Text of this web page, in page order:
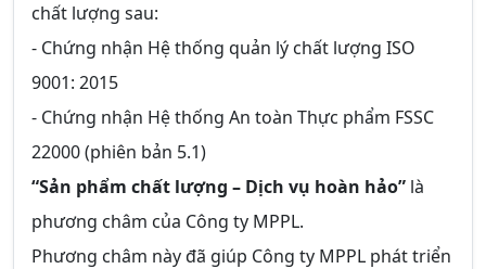
chất lượng sau:
- Chứng nhận Hệ thống quản lý chất lượng ISO
9001: 2015
- Chứng nhận Hệ thống An toàn Thực phẩm FSSC
22000 (phiên bản 5.1)
“Sản phẩm chất lượng – Dịch vụ hoàn hảo” là
phương châm của Công ty MPPL.
Phương châm này đã giúp Công ty MPPL phát triển